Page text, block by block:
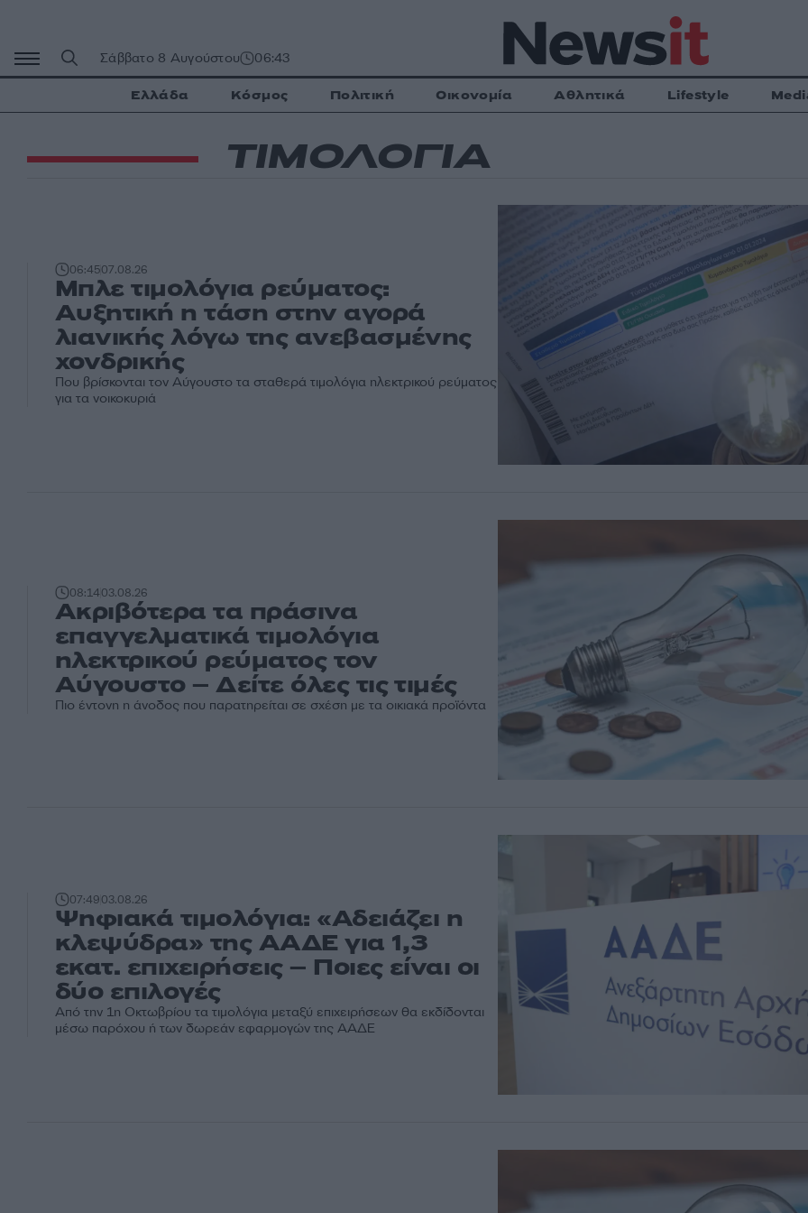
περιεχόμενο
Σάββατο 8 Αυγούστου 06:43
Ελλάδα Κόσμος Πολιτική Οικονομία Αθλητικά Lifestyle
ΤΙΜΟΛΟΓΙΑ
06:4507.08.26
Μπλε τιμολόγια ρεύματος:
Αυξητική η τάση στην αγορά
λιανικής λόγω της ανεβασμένης
χονδρικής
Που βρίσκονται τον Αύγουστο τα σταθερά τιμολόγια ηλεκτρικού ρεύματος
για τα νοικοκυριά
08:1403.08.26
Ακριβότερα τα πράσινα
επαγγελματικά τιμολόγια
ηλεκτρικού ρεύματος τον
Αύγουστο – Δείτε όλες τις τιμές
Πιο έντονη η άνοδος που παρατηρείται σε σχέση με τα οικιακά προϊόντα
07:4903.08.26
Ψηφιακά τιμολόγια: «Αδειάζει η
κλεψύδρα» της ΑΑΔΕ για 1,3
εκατ. επιχειρήσεις – Ποιες είναι οι
δύο επιλογές
Από την 1η Οκτωβρίου τα τιμολόγια μεταξύ επιχειρήσεων θα εκδίδονται
μέσω παρόχου ή των δωρεάν εφαρμογών της ΑΑΔΕ